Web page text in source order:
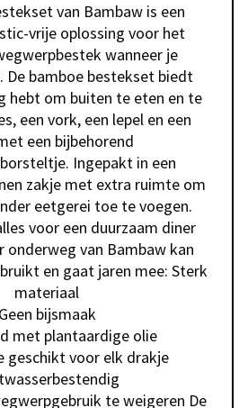
van Bambaw is een
vrije oplossing voor het
wanneer je
De bamboe bestekset biedt
hebt om buiten te eten en te
een vork, een lepel en een
een bijbehorend
Ingepakt in een
zakje met extra ruimte om
eetgerei toe te voegen.
voor een duurzaam diner
onderweg van Bambaw kan
en gaat jaren mee: Sterk
materiaal
Geen bijsmaak
met plantaardige olie
geschikt voor elk drakje
te weigeren De